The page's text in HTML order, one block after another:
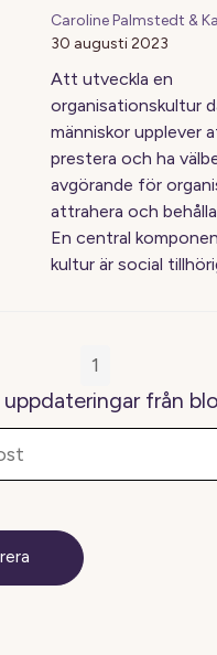
Caroline Palmstedt &
30 augusti 2023
Att utveckla en
organisationskultur
människor upplever
prestera och ha
avgörande för
attrahera och
En central
kultur är social
1
uppdateringar från